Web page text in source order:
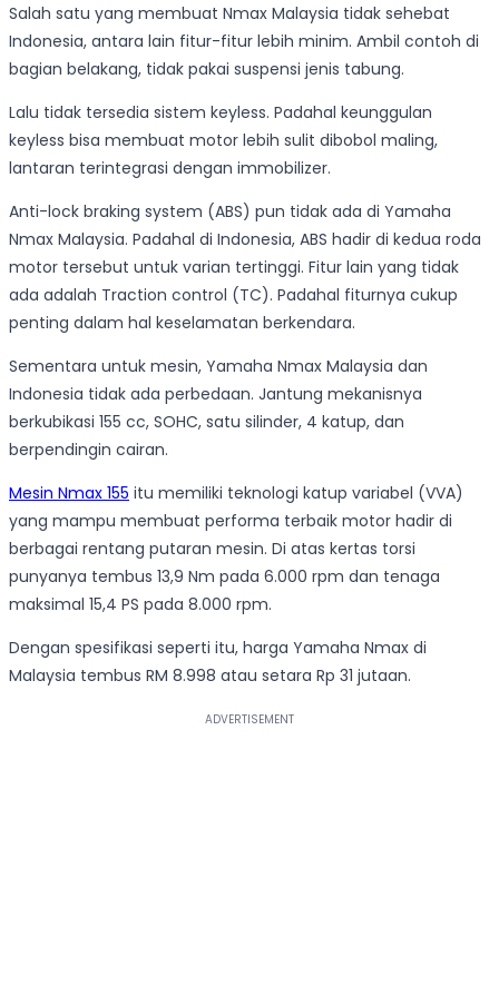
Salah satu yang membuat Nmax Malaysia tidak sehebat
Indonesia, antara lain fitur-fitur lebih minim. Ambil contoh di
bagian belakang, tidak pakai suspensi jenis tabung.
Lalu tidak tersedia sistem keyless. Padahal keunggulan
keyless bisa membuat motor lebih sulit dibobol maling,
lantaran terintegrasi dengan immobilizer.
Anti-lock braking system (ABS) pun tidak ada di Yamaha
Nmax Malaysia. Padahal di Indonesia, ABS hadir di kedua roda
motor tersebut untuk varian tertinggi. Fitur lain yang tidak
ada adalah Traction control (TC). Padahal fiturnya cukup
penting dalam hal keselamatan berkendara.
Sementara untuk mesin, Yamaha Nmax Malaysia dan
Indonesia tidak ada perbedaan. Jantung mekanisnya
berkubikasi 155 cc, SOHC, satu silinder, 4 katup, dan
berpendingin cairan.
Mesin Nmax 155 itu memiliki teknologi katup variabel (VVA)
yang mampu membuat performa terbaik motor hadir di
berbagai rentang putaran mesin. Di atas kertas torsi
punyanya tembus 13,9 Nm pada 6.000 rpm dan tenaga
maksimal 15,4 PS pada 8.000 rpm.
Dengan spesifikasi seperti itu, harga Yamaha Nmax di
Malaysia tembus RM 8.998 atau setara Rp 31 jutaan.